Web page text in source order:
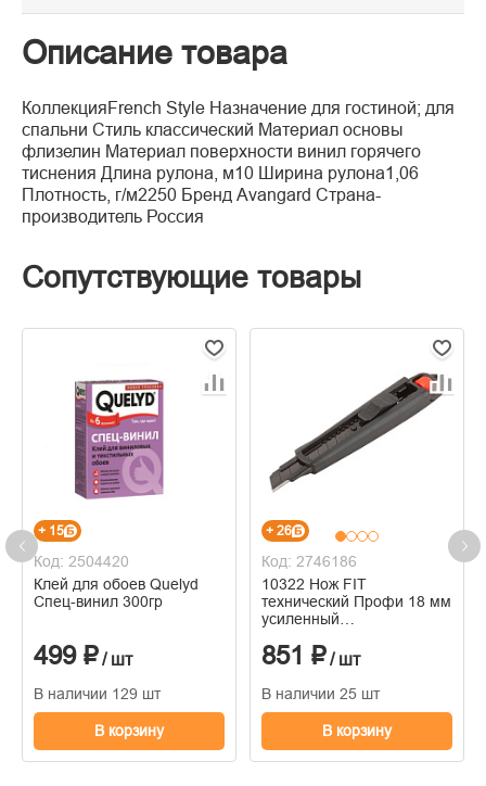
Описание товара
КоллекцияFrench Style Назначение для гостиной; для
спальни Стиль классический Материал основы
флизелин Материал поверхности винил горячего
тиснения Длина рулона, м10 Ширина рулона1,06
Плотность, г/м2250 Бренд Avangard Страна-
производитель Россия
Сопутствующие товары
+ 15
Код: 2504420
Клей для обоев Quelyd
Спец-винил 300гр
499 ₽/ шт
В наличии 129 шт
В корзину
+ 26
Код: 2746186
10322 Нож FIT
технический Профи 18 мм
усиленный
пластиковый прижим,
851 ₽/ шт
В наличии 25 шт
В корзину